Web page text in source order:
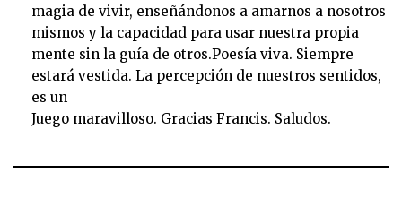
magia de vivir, enseñándonos a amarnos a nosotros
mismos y la capacidad para usar nuestra propia
mente sin la guía de otros.Poesía viva. Siempre
estará vestida. La percepción de nuestros sentidos,
es un
Juego maravilloso. Gracias Francis. Saludos.